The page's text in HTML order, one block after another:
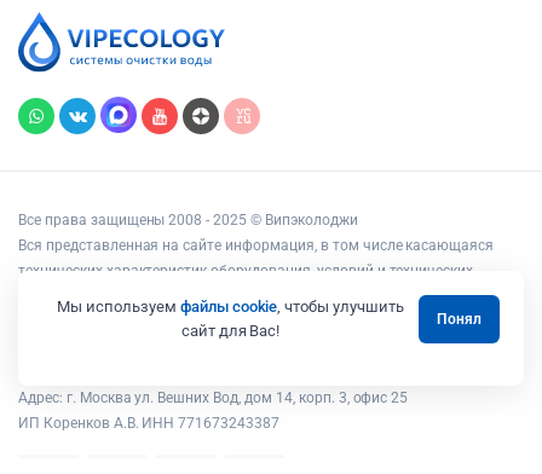
Все права защищены 2008 - 2025 © Випэколоджи
Вся представленная на сайте информация, в том числе касающаяся
технических характеристик оборудования, условий и технических
возможностей подключения, наличия на складе, стоимости товаров и
услуг, носит информационный характер и ни при каких условиях не
является публичной офертой, определяемой положениями статьи 437
Адрес: г. Москва ул. Вешних Вод, дом 14, корп. 3, офис 25
ИП Коренков А.В. ИНН 771673243387
Мы используем файлы cookie, чтобы улучшить
сайт для Вас!
Понял